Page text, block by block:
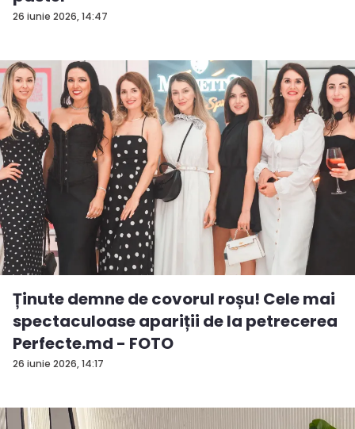
26 iunie 2026, 14:47
26 iunie 2026, 14:17
Ținute demne de covorul roșu! Cele mai
spectaculoase apariții de la petrecerea
Perfecte.md - FOTO